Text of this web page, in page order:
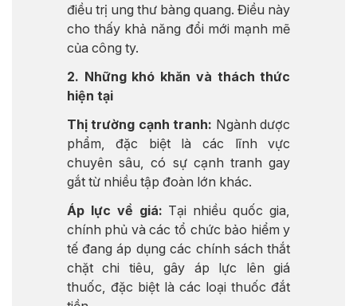
điều trị ung thư bàng quang. Điều này
cho thấy khả năng đổi mới mạnh mẽ
của công ty.
2. Những khó khăn và thách thức
hiện tại
Thị trường cạnh tranh: Ngành dược
phẩm, đặc biệt là các lĩnh vực
chuyên sâu, có sự cạnh tranh gay
gắt từ nhiều tập đoàn lớn khác.
Áp lực về giá: Tại nhiều quốc gia,
chính phủ và các tổ chức bảo hiểm y
tế đang áp dụng các chính sách thắt
chặt chi tiêu, gây áp lực lên giá
thuốc, đặc biệt là các loại thuốc đắt